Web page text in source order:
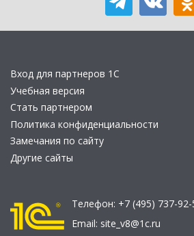
Вход для партнеров 1С
Учебная версия
Стать партнером
Политика конфиденциальности
Замечания по сайту
Другие сайты
Телефон: +7 (495) 737-
Email: site_v8@1c.ru